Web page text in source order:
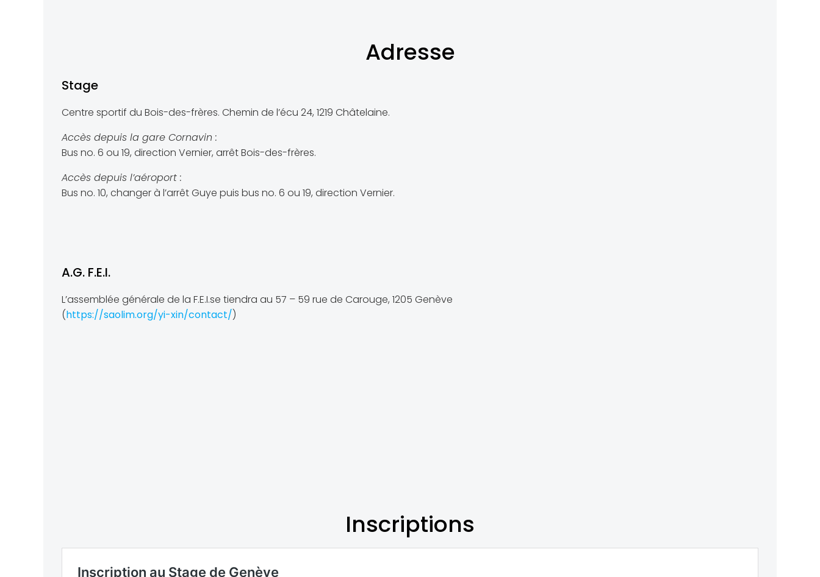
Adresse
Stage
Centre sportif du Bois-des-frères. Chemin de l’écu 24, 1219 Châtelaine.
Accès depuis la gare Cornavin :
Bus no. 6 ou 19, direction Vernier, arrêt Bois-des-frères.
Accès depuis l’aéroport :
Bus no. 10, changer à l’arrêt Guye puis bus no. 6 ou 19, direction Vernier.
A.G. F.E.I.
L’assemblée générale de la F.E.I.se tiendra au 57 – 59 rue de Carouge, 1205 Genève
(https://saolim.org/yi-xin/contact/)
Inscriptions